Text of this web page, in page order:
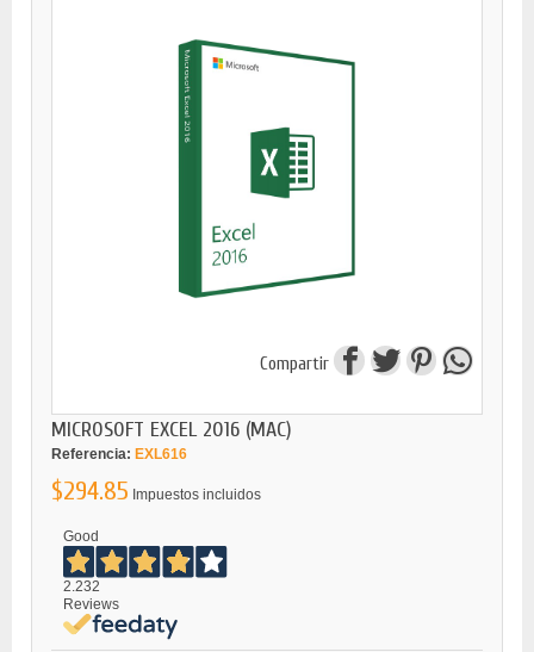
Compartir
MICROSOFT EXCEL 2016 (MAC)
Referencia: EXL616
$294.85 Impuestos incluidos
Good
2.232
Reviews